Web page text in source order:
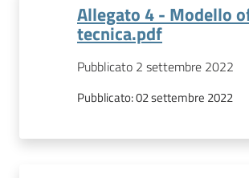
Allegato 4 - Modello
tecnica.pdf
Pubblicato 2 settembre 2022
Pubblicato:02 settembre 2022